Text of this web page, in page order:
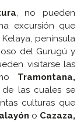
, no pueden
excursión que
península
del Gurugú y
visitarse las
Tramontana,
las cuales se
culturas que
o Cazaza,